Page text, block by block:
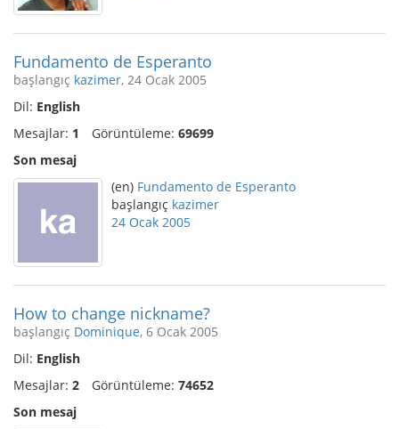
Fundamento de Esperanto
başlangıç kazimer, 24 Ocak 2005
Dil: English
Mesajlar: 1 Görüntüleme: 69699
Son mesaj
(en) Fundamento de Esperanto
başlangıç kazimer
24 Ocak 2005
How to change nickname?
başlangıç Dominique, 6 Ocak 2005
Dil: English
Mesajlar: 2 Görüntüleme: 74652
Son mesaj